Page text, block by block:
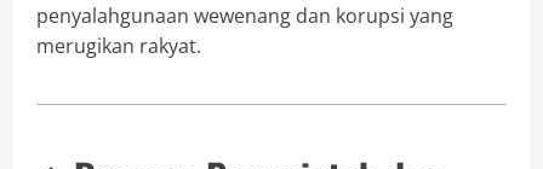
penyalahgunaan wewenang dan korupsi yang
merugikan rakyat.